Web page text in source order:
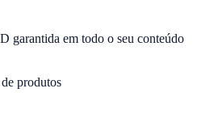
garantida em todo o seu conteúdo
produtos